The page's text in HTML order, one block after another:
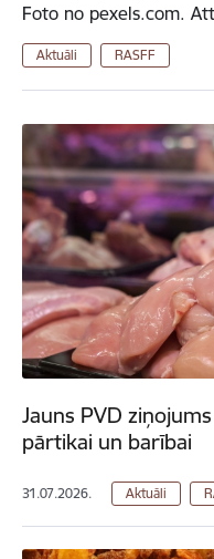
Foto no pexels.com.
Aktuāli RASFF
Jauns PVD
pārtikai un barībai
31.07.2026. Aktuāli